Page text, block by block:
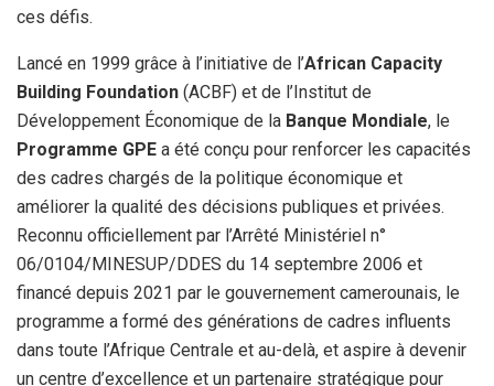
ces défis.
Lancé en 1999 grâce à l’initiative de l’African Capacity
Building Foundation (ACBF) et de l’Institut de
Développement Économique de la Banque Mondiale, le
Programme GPE a été conçu pour renforcer les capacités
des cadres chargés de la politique économique et
améliorer la qualité des décisions publiques et privées.
Reconnu officiellement par l’Arrêté Ministériel n°
06/0104/MINESUP/DDES du 14 septembre 2006 et
financé depuis 2021 par le gouvernement camerounais, le
programme a formé des générations de cadres influents
dans toute l’Afrique Centrale et au-delà, et aspire à devenir
un centre d’excellence et un partenaire stratégique pour